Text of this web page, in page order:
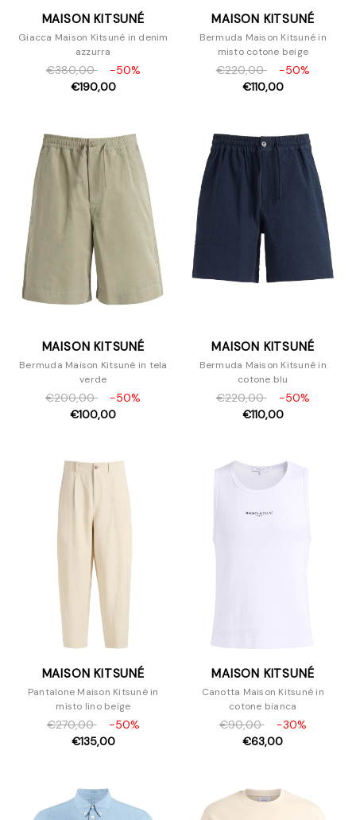
MAISON KITSUNÉ
Giacca Maison Kitsuné in denim
azzurra
€380,00
-50%
€190,00
MAISON KITSUNÉ
Bermuda Maison Kitsuné in
misto cotone beige
€220,00
-50%
€110,00
MAISON KITSUNÉ
Bermuda Maison Kitsuné in tela
verde
€200,00
-50%
€100,00
MAISON KITSUNÉ
Bermuda Maison Kitsuné in
cotone blu
€220,00
-50%
€110,00
MAISON KITSUNÉ
Pantalone Maison Kitsuné in
misto lino beige
€270,00
-50%
€135,00
MAISON KITSUNÉ
Canotta Maison Kitsuné in
cotone bianca
€90,00
-30%
€63,00